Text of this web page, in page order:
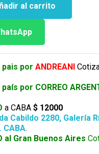
al carrito
pais por ANDREANI
por CORREO
a CABA$ 12000
Cabildo 2280, Galería
CABA.
al Gran Buenos Aires